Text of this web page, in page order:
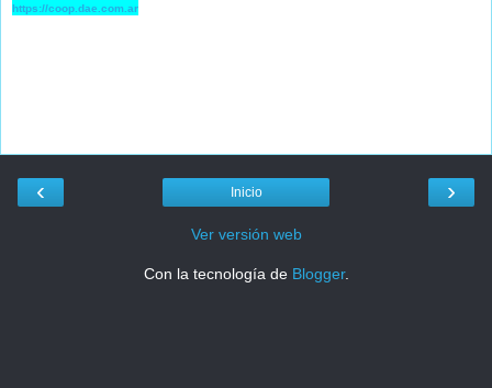
https://coop.dae.com.ar
‹ ›
Inicio
Ver versión web
Con la tecnología de Blogger.